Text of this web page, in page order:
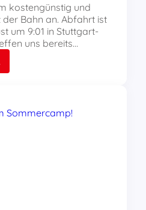
kostengünstig und
Bahn an. Abfahrt ist
um 9:01 in Stuttgart-
uns bereits…
Anreise
Sommercamp-
Woche